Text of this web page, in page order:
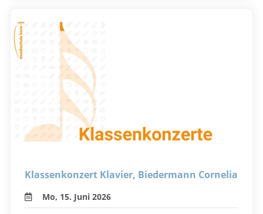
Klassenkonzert Klavier, Biedermann Cornelia
Mo, 15. Juni 2026